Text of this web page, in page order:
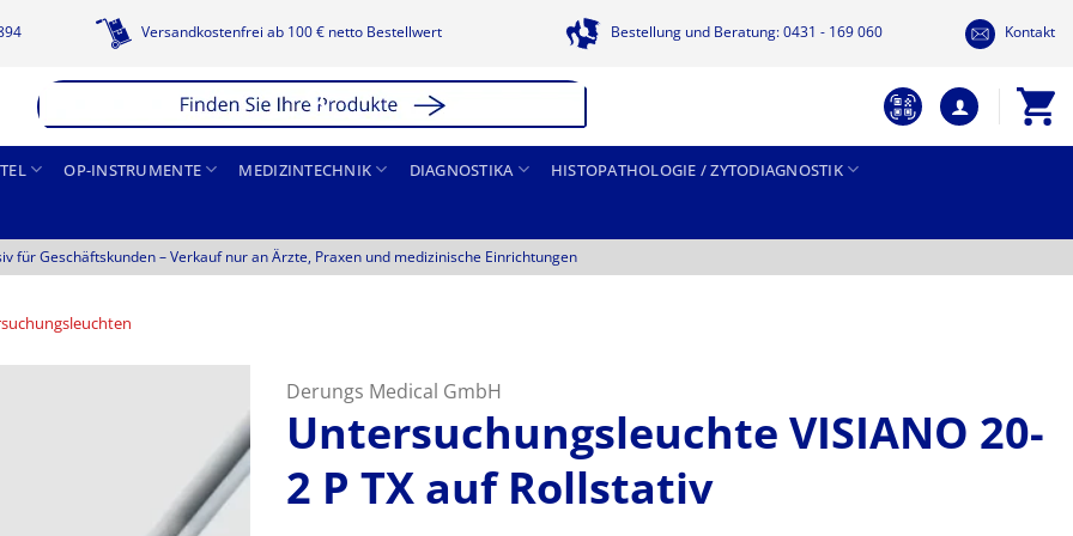
Versandkostenfrei ab 100 € netto Bestellwert Bestellung und Beratung: 0431 - 169 060 Kontakt
OP-INSTRUMENTE MEDIZINTECHNIK DIAGNOSTIKA HISTOPATHOLOGIE / ZYTODIAGNOSTIK
für Geschäftskunden –Verkauf nur an Ärzte, Praxen und medizinische Einrichtungen
Derungs Medical GmbH
Untersuchungsleuchte VISIANO 20-
2 P TX auf Rollstativ